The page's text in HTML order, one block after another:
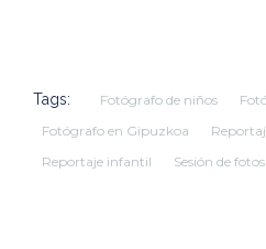
Tags: Fotógrafo de niños
Fotógrafo en Gipuzkoa
Reportaje infantil
Sesión de fotos